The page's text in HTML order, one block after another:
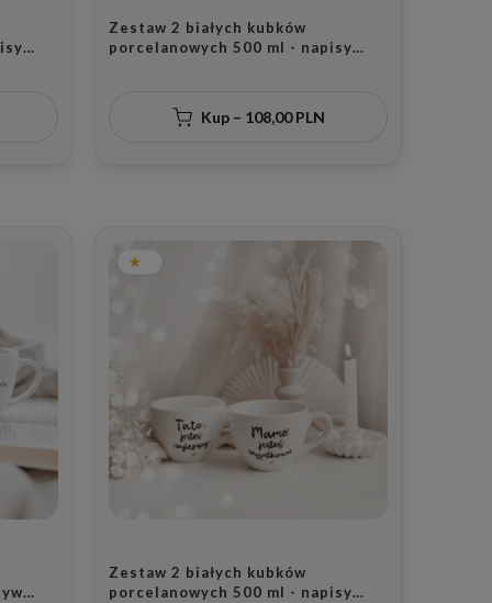
Zestaw 2 białych kubków
porcelanowych 500 ml - napisy
złotym sercem dla rodziców na
Dzień RodzicówKup – 108,00 PLN
Zestaw 2 białych kubków
porcelanowych 500 ml - napisy